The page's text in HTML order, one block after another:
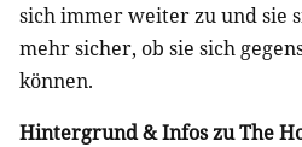
sich immer weiter zu und sie
mehr sicher, ob sie sich
können.
Hintergrund & Infos zu The